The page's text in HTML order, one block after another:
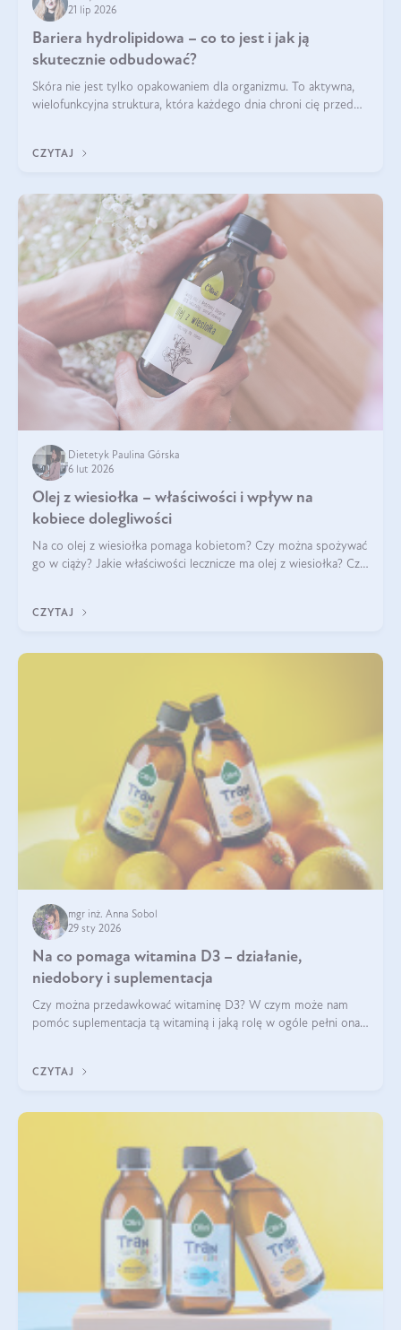
21 lip 2026
Bariera hydrolipidowa – co to jest i jak ją
skutecznie odbudować?
Skóra nie jest tylko opakowaniem dla organizmu. To aktywna,
wielofunkcyjna struktura, która każdego dnia chroni cię przed
bariera hydrolipidowa.
CZYTAJ
Dietetyk Paulina Górska
6 lut 2026
Olej z wiesiołka – właściwości i wpływ na
kobiece dolegliwości
Na co olej z wiesiołka pomaga kobietom? Czy można spożywać
go w ciąży? Jakie właściwości lecznicze ma olej z wiesiołka? Czy
CZYTAJ
mgr inż. Anna Sobol
29 sty 2026
Na co pomaga witamina D3 – działanie,
niedobory i suplementacja
Czy można przedawkować witaminę D3? W czym może nam
pomóc suplementacja tą witaminą i jaką rolę w ogóle pełni ona
robić?
CZYTAJ